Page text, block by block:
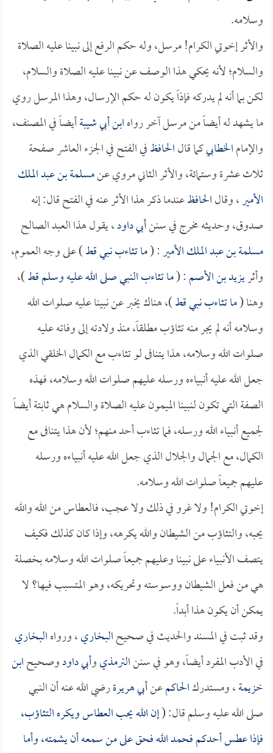
وسلامه.
والأثر إخوتي الكرام! مرسل، وله حكم الرفع إلى نبينا عليه الصلاة
والسلام؛ لأنه يحكي هذا الوصف عن نبينا عليه الصلاة والسلام،
لكن بما أنه لم يدركه فإذاً يكون له حكم الإرسال، وهذا المرسل روي
ما يشهد له أيضاً من مرسل آخر رواهابن أبي شيبةأيضاً في المصنف،
والإمامالخطابيكما قالالحافظفي الفتح في الجزء العاشر صفحة
ثلاث عشرة وستمائة، والأثر الثاني مروي عنمسلمة بن عبد الملك
الأمير، وقالالحافظعندما ذكر هذا الأثر عنه في الفتح قال: إنه
صدوق، وحديثه مخرج في سننأبي داود، يقول هذا العبد الصالح
مسلمة بن عبد الملك الأمير: (ما تثاءب نبي قط) على وجه العموم،
وأثريزيد بن الأصم: (ما تثاءب النبي صلى الله عليه وسلم قط)،
وهنا (ما تثاءب نبي قط)، هناك يخبر عن نبينا عليه صلوات الله
وسلامه أنه لم يجر منه تثاؤب مطلقاً، منذ ولادته إلى وفاته عليه
صلوات الله وسلامه، هذا يتنافى لو تثاءب مع الكمال الخلقي الذي
جعل الله عليه أنبياءه ورسله عليهم صلوات الله وسلامه، فهذه
الصفة التي تكون لنبينا الميمون عليه الصلاة والسلام هي ثابتة أيضاً
لجميع أنبياء الله ورسله، فما تثاءب أحد منهم؛ لأن هذا يتنافى مع
الكمال، مع الجمال والجلال الذي جعل الله عليه أنبياءه ورسله
عليهم جميعاً صلوات الله وسلامه.
إخوتي الكرام! ولا غرو في ذلك ولا عجب، فالعطاس من الله والله
يحبه، والتثاؤب من الشيطان والله يكرهه، وإذا كان كذلك فكيف
يتصف الأنبياء على نبينا وعليهم جميعاً صلوات الله وسلامه بخصلة
هي من فعل الشيطان ووسوسته وتحريكه، وهو المتسبب فيها؟ لا
يمكن أن يكون هذا أبداً.
وقد ثبت في المسند والحديث في صحيحالبخاري، ورواهالبخاري
في الأدب المفرد أيضاً، وهو في سننالترمذيوأبي داودوصحيحابن
خزيمة، ومستدركالحاكمعنأبي هريرةرضي الله عنه أن النبي
صلى الله عليه وسلم قال: (إن الله يحب العطاس ويكره التثاؤب،
فإذا عطس أحدكم فحمد الله فحق على من سمعه أن يشمته، وأما